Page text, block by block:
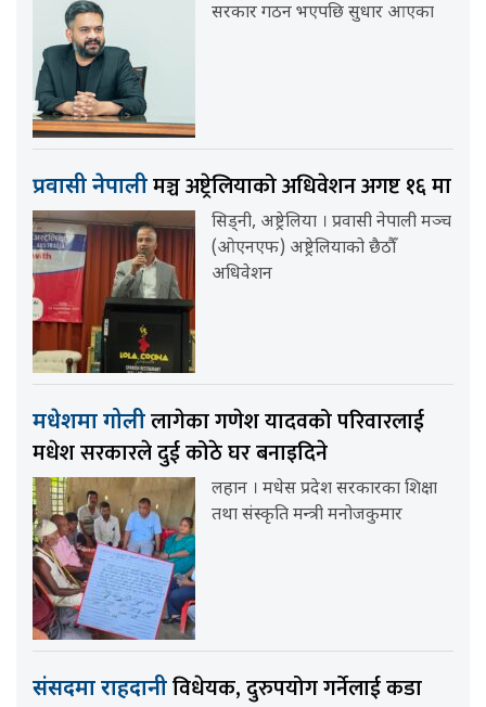
सरकार गठन भएपछि सुधार आएका
प्रवासी नेपालीमञ्च अष्ट्रेलियाको अधिवेशन अगष्ट १६ मा
सिड्नी, अष्ट्रेलिया । प्रवासी नेपाली मञ्च
(ओएनएफ) अष्ट्रेलियाको छैठौँ
अधिवेशन
मधेशमा गोलीलागेका गणेश यादवको परिवारलाई
मधेश सरकारले दुई कोठे घर बनाइदिने
लहान । मधेस प्रदेश सरकारका शिक्षा
तथा संस्कृति मन्त्री मनोजकुमार
संसदमा राहदानीविधेयक, दुरुपयोग गर्नेलाई कडा